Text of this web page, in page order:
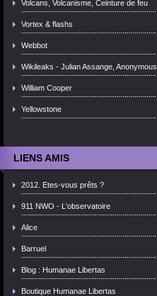
Volcans, Volcanisme, Ceinture de feu
Vortex & flashs
Webbot
Wikileaks - Julian Assange, Anonymous
William Cooper
Yellowstone
LIENS AMIS
2012. Etes-vous prêts ?
911 NWO - L'observatoire
Alice
Barruel
Blog : Humanae Libertas
Boutique Humanae Libertas